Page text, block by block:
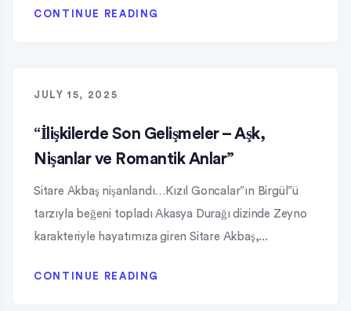
CONTINUE READING
JULY 15, 2025
“İlişkilerde Son Gelişmeler – Aşk,
Nişanlar ve Romantik Anlar”
Sitare Akbaş nişanlandı…Kızıl Goncalar”ın Birgül”ü
tarzıyla beğeni topladı Akasya Durağı dizinde Zeyno
karakteriyle hayatımıza giren Sitare Akbaş,...
CONTINUE READING